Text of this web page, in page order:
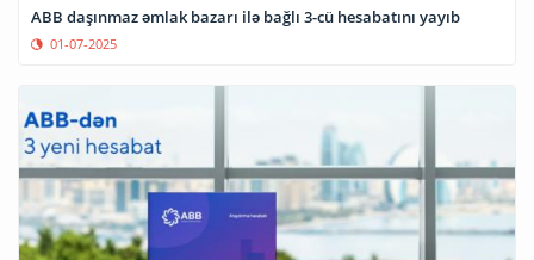
ABB daşınmaz əmlak bazarı ilə bağlı 3-cü hesabatını yayıb
01-07-2025